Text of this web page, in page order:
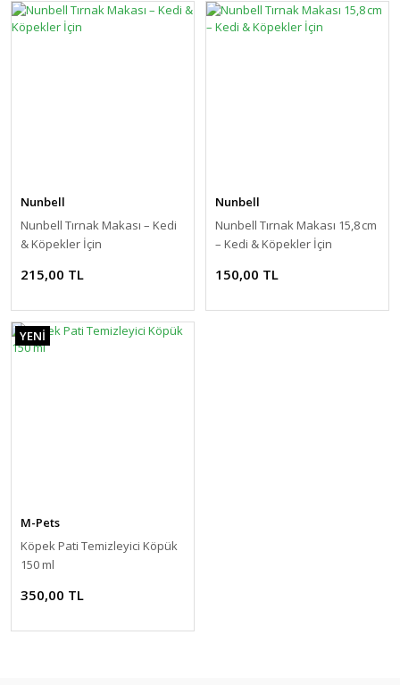
Nunbell
Nunbell Tırnak Makası – Kedi
& Köpekler İçin
215,00 TL
Nunbell
Nunbell Tırnak Makası 15,8 cm
– Kedi & Köpekler İçin
150,00 TL
YENİ
M-Pets
Köpek Pati Temizleyici Köpük
150 ml
350,00 TL